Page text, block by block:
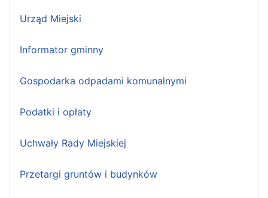
Urząd Miejski
Informator gminny
Gospodarka odpadami komunalnymi
Podatki i opłaty
Uchwały Rady Miejskiej
Przetargi gruntów i budynków